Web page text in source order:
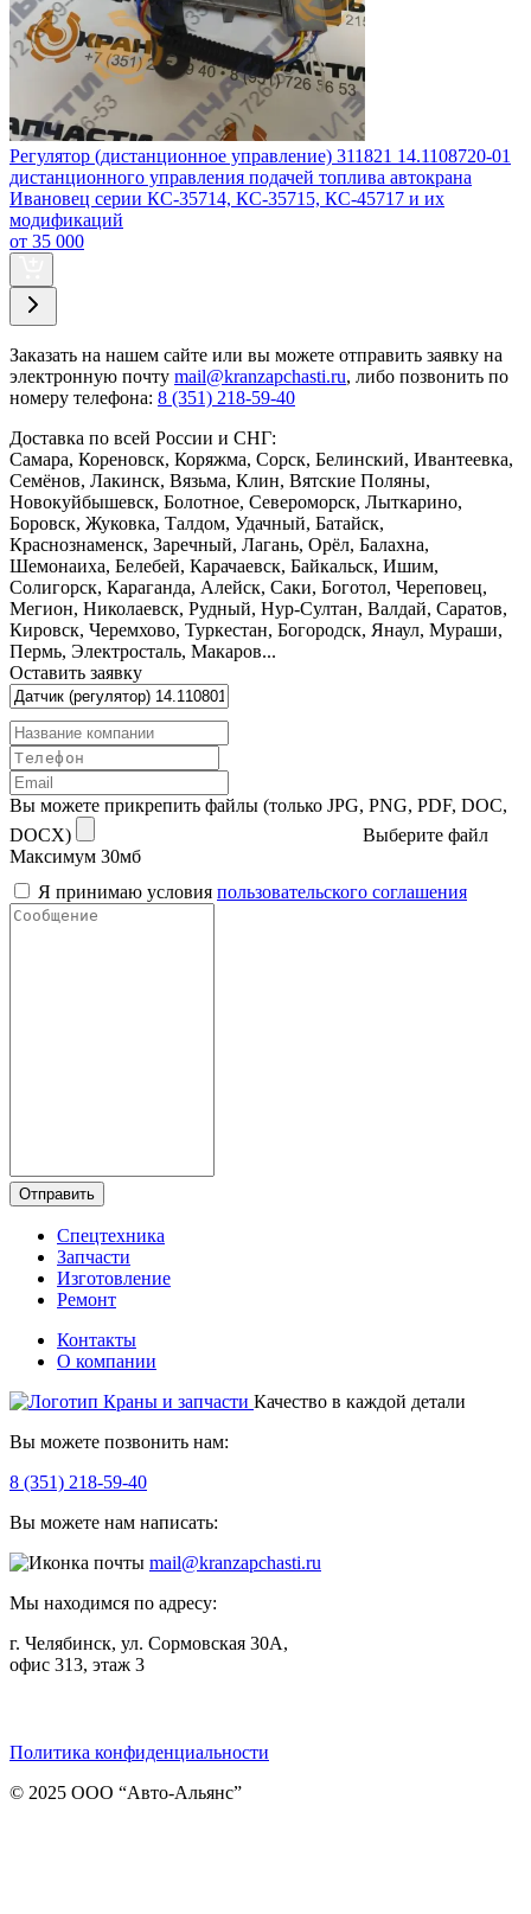
Регулятор (дистанционное управление) 311821 14.1108720-01
дистанционного управления подачей топлива автокрана
Ивановец серии КС-35714, КС-35715, КС-45717 и их
модификаций
от 35 000
Заказать на нашем сайте или вы можете отправить заявку на
электронную почту mail@kranzapchasti.ru, либо позвонить по
номеру телефона: 8 (351) 218-59-40
Доставка по всей России и СНГ:
Самара, Кореновск, Коряжма, Сорск, Белинский, Ивантеевка,
Семёнов, Лакинск, Вязьма, Клин, Вятские Поляны,
Новокуйбышевск, Болотное, Североморск, Лыткарино,
Боровск, Жуковка, Талдом, Удачный, Батайск,
Краснознаменск, Заречный, Лагань, Орёл, Балахна,
Шемонаиха, Белебей, Карачаевск, Байкальск, Ишим,
Солигорск, Караганда, Алейск, Саки, Боготол, Череповец,
Мегион, Николаевск, Рудный, Нур-Султан, Валдай, Саратов,
Кировск, Черемхово, Туркестан, Богородск, Янаул, Мураши,
Пермь, Электросталь, Макаров...
Оставить заявку
Вы можете прикрепить файлы (только JPG, PNG, PDF, DOC,
DOCX)
Выберите файл
Максимум 30мб
Я принимаю условия пользовательского соглашения
Отправить
Спецтехника
Запчасти
Изготовление
Ремонт
Контакты
О компании
Качество в каждой детали
Вы можете позвонить нам:
8 (351) 218-59-40
Вы можете нам написать:
mail@kranzapchasti.ru
Мы находимся по адресу:
г. Челябинск, ул. Сормовская 30А,
офис 313, этаж 3
Политика конфиденциальности
© 2025 ООО “Авто-Альянс”